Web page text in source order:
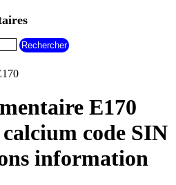
E170
code SIN
information